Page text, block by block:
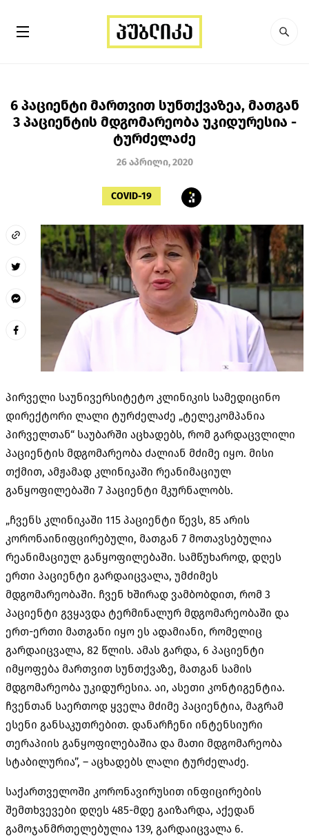
6 პაციენტი მართვით სუნთქვაზეა, მათგან
3 პაციენტის მდგომარეობა უკიდურესია -
ტურძელაძე
26 აპრილი, 2020
COVID-19
პირველი საუნივერსიტეტო კლინიკის სამედიცინო
დირექტორი ლალი ტურძელაძე „ტელეკომპანია
პირველთან“ საუბარში აცხადებს, რომ გარდაცვლილი
პაციენტის მდგომარეობა ძალიან მძიმე იყო. მისი
თქმით, ამჟამად კლინიკაში რეანიმაციულ
განყოფილებაში 7 პაციენტი მკურნალობს.
„ჩვენს კლინიკაში 115 პაციენტი წევს, 85 არის
კორონაინიფცირებული, მათგან 7 მოთავსებულია
რეანიმაციულ განყოფილებაში. სამწუხაროდ, დღეს
ერთი პაციენტი გარდაიცვალა, უმძიმეს
მდგომარეობაში. ჩვენ ხშირად ვამბობდით, რომ 3
პაციენტი გვყავდა ტერმინალურ მდგომარეობაში და
ერთ-ერთი მათგანი იყო ეს ადამიანი, რომელიც
გარდაიცვალა, 82 წლის. ამას გარდა, 6 პაციენტი
იმყოფება მართვით სუნთქვაზე, მათგან სამის
მდგომარეობა უკიდურესია. აი, ასეთი კონტიგენტია.
ჩვენთან საერთოდ ყველა მძიმე პაციენტია, მაგრამ
ესენი განსაკუთრებით. დანარჩენი ინტენსიური
თერაპიის განყოფილებაშია და მათი მდგომარეობა
სტაბილურია”, – აცხადებს ლალი ტურძელაძე.
საქართველოში კორონავირუსით ინფიცირების
შემთხვევები დღეს 485-მდე გაიზარდა, აქედან
გამოჯანმრთელებულია 139, გარდაიცვალა 6.